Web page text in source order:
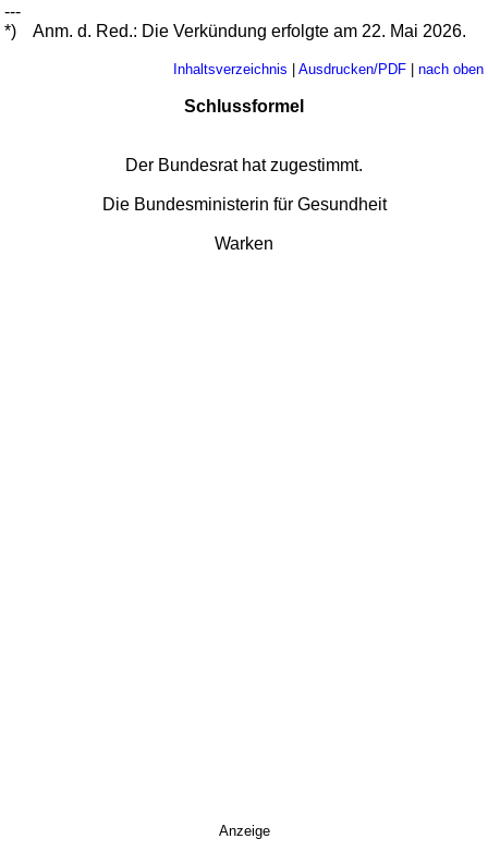
---
*)
Anm. d. Red.: Die Verkündung erfolgte am 22. Mai 2026.
Inhaltsverzeichnis | Ausdrucken/PDF| nach oben
Schlussformel
Der Bundesrat hat zugestimmt.
Die Bundesministerin für Gesundheit
Warken
Anzeige